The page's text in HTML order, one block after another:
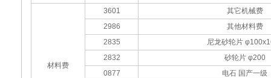
材料费
3601
其它机械费
2986
其他材料费
2835
尼龙砂轮片
2832
砂轮片 φ200
0877
电石 国产一级